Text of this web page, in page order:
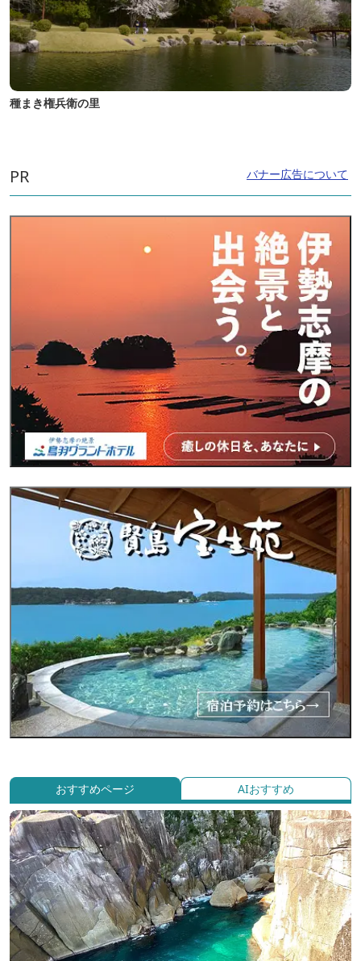
種まき権兵衛の里
PR バナー広告について
おすすめページ AIおすすめ